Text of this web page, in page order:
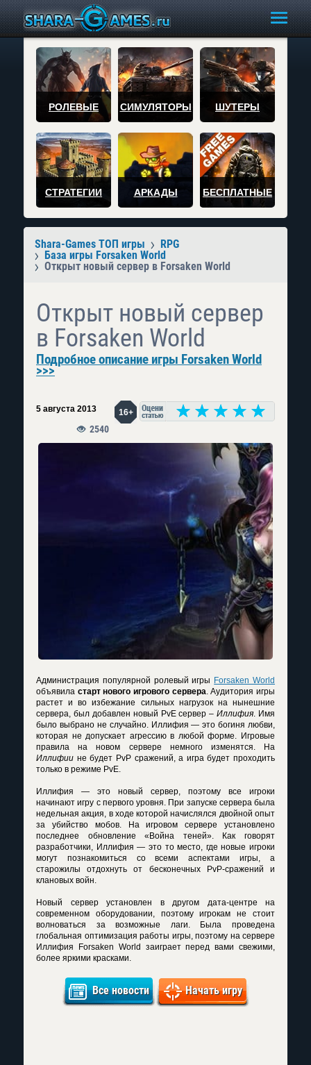
РОЛЕВЫЕ СИМУЛЯТОРЫ ШУТЕРЫ
СТРАТЕГИИ АРКАДЫ БЕСПЛАТНЫЕ
Shara-Games ТОП игры
RPG
База игры Forsaken World
Открыт новый сервер в Forsaken World
Открыт новый сервер
в Forsaken World
Подробное описание игры Forsaken World
>>>
5 августа 2013 16+
2540
Администрация популярной ролевый игры Forsaken World
объявила старт нового игрового сервера. Аудитория игры
растет и во избежание сильных нагрузок на нынешние
сервера, был добавлен новый PvE сервер –Иллифия. Имя
было выбрано не случайно. Иллифия — это богиня любви,
которая не допускает агрессию в любой форме. Игровые
правила на новом сервере немного изменятся. На
Иллифии не будет PvP сражений, а игра будет проходить
только в режиме PvE.
Иллифия — это новый сервер, поэтому все игроки
начинают игру с первого уровня. При запуске сервера была
недельная акция, в ходе которой начислялся двойной опыт
за убийство мобов. На игровом сервере установлено
последнее обновление «Война теней». Как говорят
разработчики, Иллифия — это то место, где новые игроки
могут познакомиться со всеми аспектами игры, а
старожилы отдохнуть от бесконечных PvP-сражений и
клановых войн.
Новый сервер установлен в другом дата-центре на
современном оборудовании, поэтому игрокам не стоит
волноваться за возможные лаги. Была проведена
глобальная оптимизация работы игры, поэтому на сервере
Иллифия Forsaken World
заиграет перед вами свежими,
более яркими красками.
Все новости Начать игру